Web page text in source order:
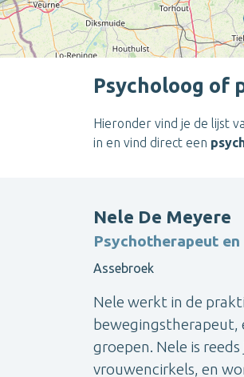
Psycholoog of
Hieronder vind je de lijst
in en vind direct een
Nele De Meyere
Psychotherapeut
Assebroek
Nele werkt in de
bewegingstherapeut,
groepen. Nele is
vrouwencirkels, en